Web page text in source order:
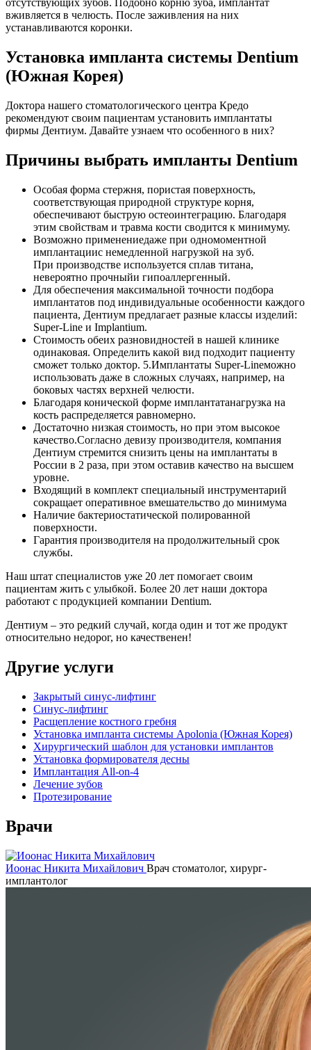
отсутствующих зубов. Подобно корню зуба, имплантат
вживляется в челюсть. После заживления на них
устанавливаются коронки.
Установка импланта системы Dentium
(Южная Корея)
Доктора нашего стоматологического центра Кредо
рекомендуют своим пациентам установить имплантаты
фирмы Дентиум. Давайте узнаем что особенного в них?
Причины выбрать импланты Dentium
Особая форма стержня, пористая поверхность,
соответствующая природной структуре корня,
обеспечивают быструю остеоинтеграцию. Благодаря
этим свойствам и травма кости сводится к минимуму.
Возможно применениедаже при одномоментной
имплантациис немедленной нагрузкой на зуб.
При производстве используется сплав титана,
невероятно прочныйи гипоаллергенный.
Для обеспечения максимальной точности подбора
имплантатов под индивидуальные особенности каждого
пациента, Дентиум предлагает разные классы изделий:
Super-Line и Implantium.
Стоимость обеих разновидностей в нашей клинике
одинаковая. Определить какой вид подходит пациенту
сможет только доктор. 5.Имплантаты Super-Lineможно
использовать даже в сложных случаях, например, на
боковых частях верхней челюсти.
Благодаря конической форме имплантатанагрузка на
кость распределяется равномерно.
Достаточно низкая стоимость, но при этом высокое
качество.Согласно девизу производителя, компания
Дентиум стремится снизить цены на имплантаты в
России в 2 раза, при этом оставив качество на высшем
уровне.
Входящий в комплект специальный инструментарий
сокращает оперативное вмешательство до минимума
Наличие бактериостатической полированной
поверхности.
Гарантия производителя на продолжительный срок
службы.
Наш штат специалистов уже 20 лет помогает своим
пациентам жить с улыбкой. Более 20 лет наши доктора
работают с продукцией компании Dentium.
Дентиум – это редкий случай, когда один и тот же продукт
относительно недорог, но качественен!
Другие услуги
Закрытый синус-лифтинг
Синус-лифтинг
Расщепление костного гребня
Установка импланта системы Apolonia (Южная Корея)
Хирургический шаблон для установки имплантов
Установка формирователя десны
Имплантация All-on-4
Лечение зубов
Протезирование
Врачи
Иоонас Никита Михайлович Врач стоматолог, хирург-
имплантолог